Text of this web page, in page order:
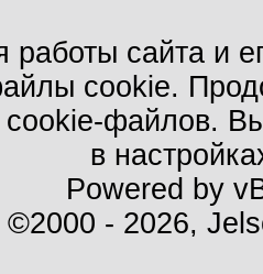
сайта и
cookie.
cookie-файлов.
в
Powered by
©2000 - 2026,